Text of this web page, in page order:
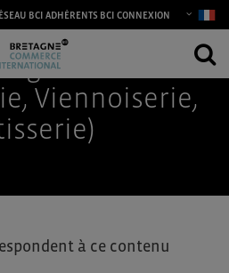
BCI ADHÉRENTS BCI CONNEXION
(Boulangerie, Viennoiserie, Pâtisserie)
:
Viennoiserie,
à ce contenu